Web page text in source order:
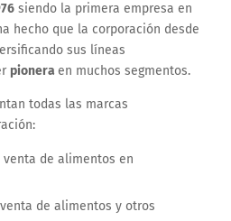
siendo la primera empresa en
hecho que la corporación desde
sus líneas
pionera en muchos segmentos.
todas las marcas
de alimentos en
de alimentos y otros